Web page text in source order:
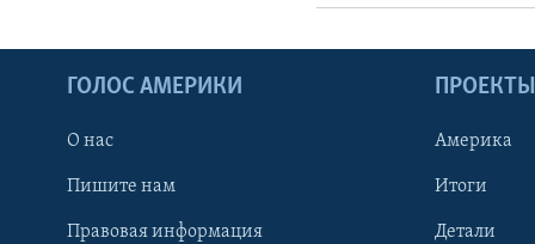
ГОЛОС АМЕРИКИ
О нас
Пишите нам
Правовая информация
ПРОЕКТЫ
Америка
Итоги
Детали